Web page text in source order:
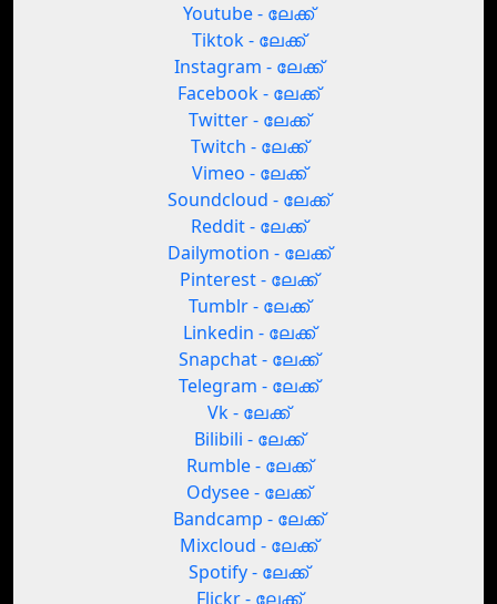
Youtube - ലേക്ക്
Tiktok - ലേക്ക്
Instagram - ലേക്ക്
Facebook - ലേക്ക്
Twitter - ലേക്ക്
Twitch - ലേക്ക്
Vimeo - ലേക്ക്
Soundcloud - ലേക്ക്
Reddit - ലേക്ക്
Dailymotion - ലേക്ക്
Pinterest - ലേക്ക്
Tumblr - ലേക്ക്
Linkedin - ലേക്ക്
Snapchat - ലേക്ക്
Telegram - ലേക്ക്
Vk - ലേക്ക്
Bilibili - ലേക്ക്
Rumble - ലേക്ക്
Odysee - ലേക്ക്
Bandcamp - ലേക്ക്
Mixcloud - ലേക്ക്
Spotify - ലേക്ക്
Flickr - ലേക്ക്